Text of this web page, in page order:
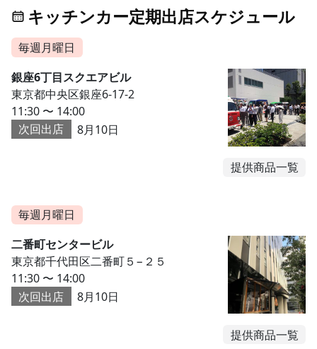
キッチンカー定期出店スケジュール
毎週月曜日
銀座6丁目スクエアビル
東京都中央区銀座6-17-2
11:30 〜 14:00
次回出店
8月10日
提供商品一覧
毎週月曜日
二番町センタービル
東京都千代田区二番町５−２５
11:30 〜 14:00
次回出店
8月10日
提供商品一覧